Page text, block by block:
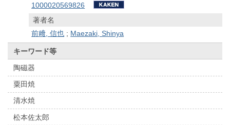
1000020569826
著者名
前﨑, 信也 ; Maezaki, Shinya
キーワード等
陶磁器
粟田焼
清水焼
松本佐太郎